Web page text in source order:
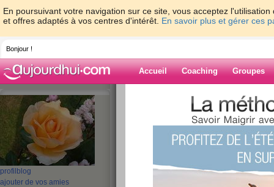
En poursuivant votre navigation sur ce site, vous acceptez
et offres adaptés à vos centres d'intérêt. En savoir plus et gérer ces
Bonjour !
Accueil Coaching Groupes
profil blog
ajouter de vos amies
> > Bon
Blog de faf51
Bon Anniversaire